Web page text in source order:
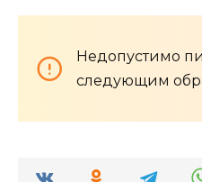
Недопустимо
следующим